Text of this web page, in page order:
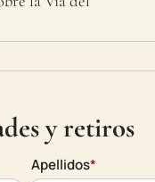
y retiros
Apellidos*